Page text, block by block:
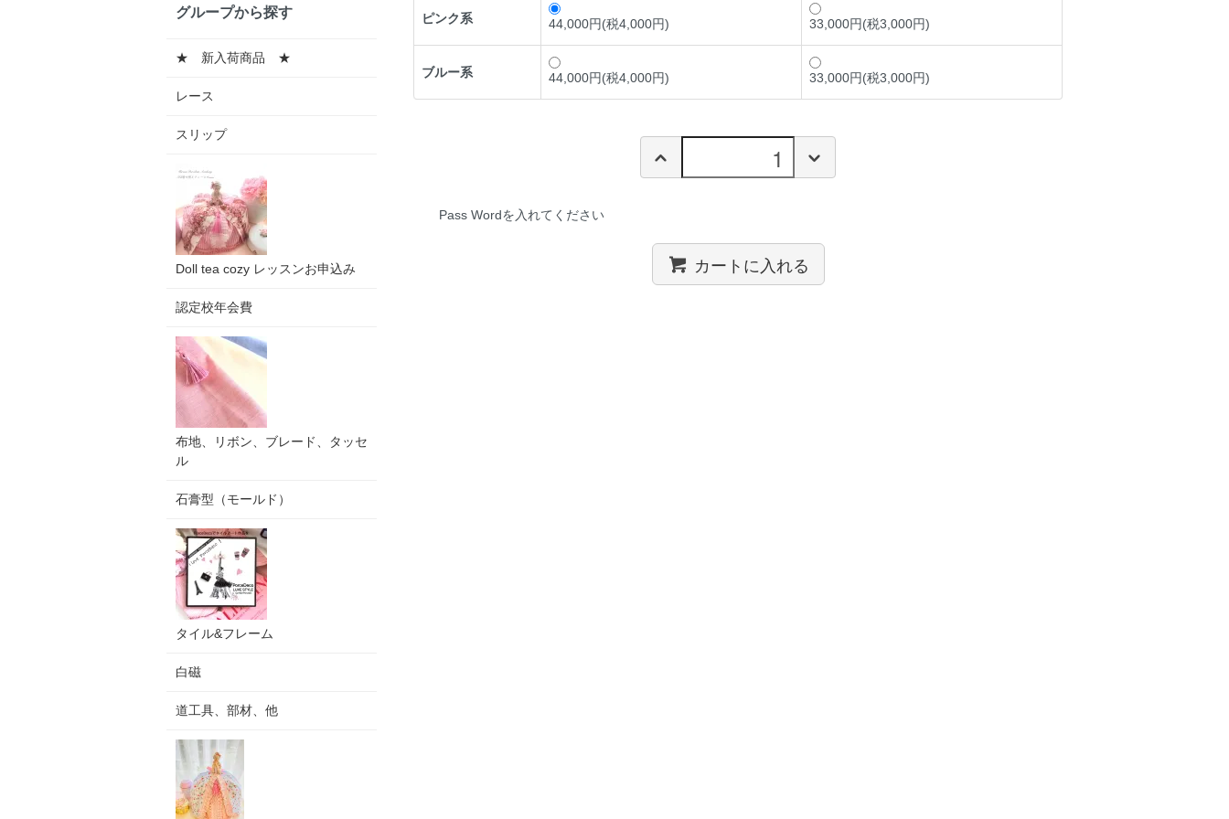
ピンク系 44,000円(税4,000円) 33,000円(税3,000円)
ブルー系 44,000円(税4,000円) 33,000円(税3,000円)
Pass Wordを入れてください
カートに入れる
グループから探す
★ 新入荷商品 ★
レース
スリップ
Doll tea cozy レッスンお申込み
認定校年会費
布地、リボン、ブレード、タッセ
ル
石膏型（モールド）
タイル&フレーム
白磁
道工具、部材、他